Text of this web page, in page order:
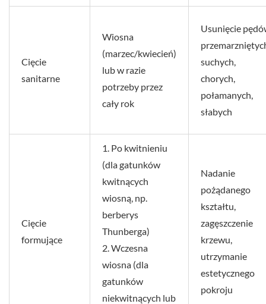
Cięcie
sanitarne
Wiosna
(marzec/kwiecień)
lub w razie
potrzeby przez
cały rok
Usunięcie
suchych,
chorych,
połamanych,
słabych
Cięcie
formujące
1. Po kwitnieniu
(dla gatunków
kwitnących
wiosną, np.
berberys
Thunberga)
2. Wczesna
wiosna (dla
gatunków
niekwitnących lub
Nadanie
pożądanego
kształtu,
zagęszczenie
krzewu,
utrzymanie
estetycznego
pokroju